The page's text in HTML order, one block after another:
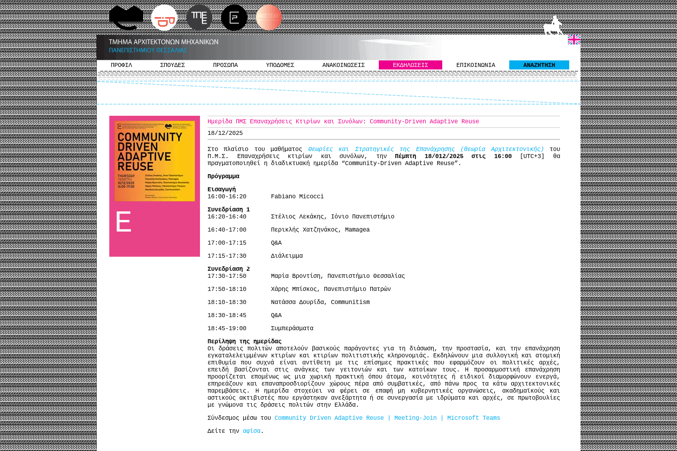
ΠΡΟΦΙΛ ΣΠΟΥΔΕΣ ΠΡΟΣΩΠΑ ΥΠΟΔΟΜΕΣ ΑΝΑΚΟΙΝΩΣΕΙΣ ΕΚΔΗΛΩΣΕΙΣ ΕΠΙΚΟΙΝΩΝΙΑ ΑΝΑΖΗΤΗΣΗ
Ε
Ημερίδα ΠΜΣ Επαναχρήσεις Κτιρίων και Συνόλων: Community-Driven Adaptive Reuse
18/12/2025
Στο πλαίσιο του μαθήματος Θεωρίες και Στρατηγικές της Επανάχρησης (θεωρία Αρχιτεκτονικής) του
Π.Μ.Σ. Επαναχρήσεις κτιρίων και συνόλων, τηνΠέμπτη 18/012/2025 στις 16:00
[UTC+3] θα
πραγματοποιηθεί η διαδικτυακή ημερίδα “Community-Driven Adaptive Reuse”.
Πρόγραμμα
Εισαγωγή
16:00-16:20 Fabiano Micocci
Συνεδρίαση 1
16:20-16:40 Στέλιος Λεκάκης, Ιόνιο Πανεπιστήμιο
16:40-17:00 Περικλής Χατζηνάκος, Mamagea
17:00-17:15 Q&A
17:15-17:30 Διάλειμμα
Συνεδρίαση 2
17:30-17:50 Μαρία Βροντίση, Πανεπιστήμιο Θεσσαλίας
17:50-18:10 Χάρης Μπίσκος, Πανεπιστήμιο Πατρών
18:10-18:30 Νατάσσα Δουρίδα, Communitism
18:30-18:45 Q&A
18:45-19:00 Συμπεράσματα
Περίληψη της ημερίδας
Οι δράσεις πολιτών αποτελούν βασικούς παράγοντες για τη διάσωση, την προστασία, και την επανάχρηση
εγκαταλελειμμένων κτιρίων και κτιρίων πολιτιστικής κληρονομιάς. Εκδηλώνουν μια συλλογική και ατομική
επιθυμία που συχνά είναι αντίθετη με τις επίσημες πρακτικές που εφαρμόζουν οι πολιτικές αρχές,
επειδή βασίζονται στις ανάγκες των γειτονιών και των κατοίκων τους. Η προσαρμοστική επανάχρηση
προορίζεται επομένως ως μια χωρική πρακτική όπου άτομα, κοινότητες ή ειδικοί διαμορφώνουν ενεργά,
επηρεάζουν και επαναπροσδιορίζουν χώρους πέρα από συμβατικές, από πάνω προς τα κάτω αρχιτεκτονικές
παρεμβάσεις. Η ημερίδα στοχεύει να φέρει σε επαφή μη κυβερνητικές οργανώσεις, ακαδημαϊκούς και
αστικούς ακτιβιστές που εργάστηκαν ανεξάρτητα ή σε συνεργασία με ιδρύματα και αρχές, σε πρωτοβουλίες
με γνώμονα τις δράσεις πολιτών στην Ελλάδα.
Σύνδεσμος μέσω του Community Driven Adaptive Reuse | Meeting-Join | Microsoft Teams
Δείτε την αφίσα.